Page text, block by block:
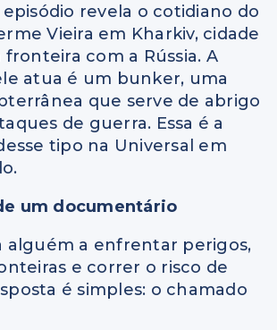
revela o cotidiano do
Vieira em Kharkiv, cidade
fronteira com a Rússia. A
atua é um bunker, uma
que serve de abrigo
de guerra. Essa é a
tipo na Universal em
um documentário
alguém a enfrentar perigos,
e correr o risco de
é simples: o chamado